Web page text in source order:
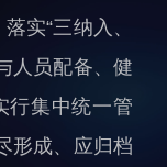
康
实“三纳入、
人员配备、健
行集中统一管
形成、应归档